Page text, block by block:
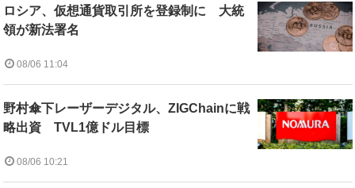
ロシア、仮想通貨取引所を登録制に 大統
領が新法署名
08/06 11:04
野村傘下レーザーデジタル、ZIGChainに戦
略出資 TVL1億ドル目標
08/06 10:21